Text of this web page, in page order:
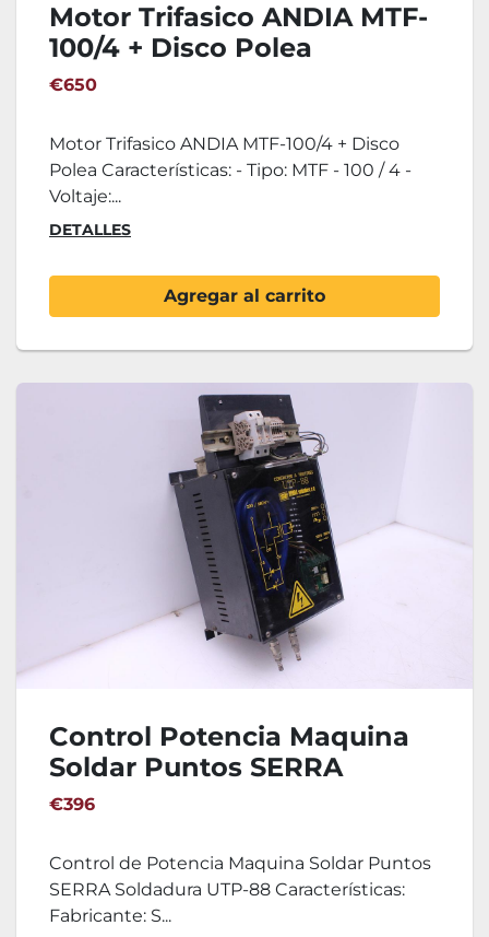
Motor Trifasico ANDIA MTF-
100/4 + Disco Polea
€650
Motor Trifasico ANDIA MTF-100/4 + Disco
Polea Características: - Tipo: MTF - 100 / 4 -
Voltaje:...
DETALLES
Agregar al carrito
Control Potencia Maquina
Soldar Puntos SERRA
Soldadura UTP-88
€396
Control de Potencia Maquina Soldar Puntos
SERRA Soldadura UTP-88 Características:
Fabricante: S...